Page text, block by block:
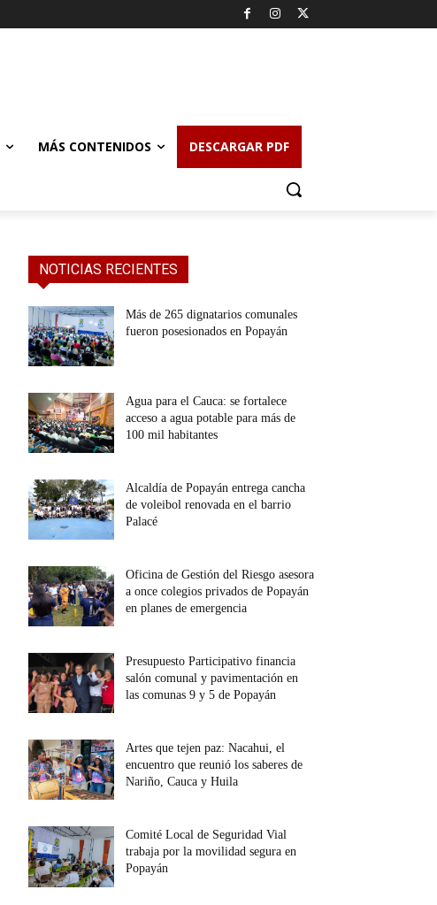
MÁS CONTENIDOS DESCARGAR PDF
NOTICIAS RECIENTES
Más de 265 dignatarios comunales
fueron posesionados en Popayán
Agua para el Cauca: se fortalece
acceso a agua potable para más de
100 mil habitantes
Alcaldía de Popayán entrega cancha
de voleibol renovada en el barrio
Palacé
Oficina de Gestión del Riesgo asesora
a once colegios privados de Popayán
en planes de emergencia
Presupuesto Participativo financia
salón comunal y pavimentación en
las comunas 9 y 5 de Popayán
Artes que tejen paz: Nacahui, el
encuentro que reunió los saberes de
Nariño, Cauca y Huila
Comité Local de Seguridad Vial
trabaja por la movilidad segura en
Popayán